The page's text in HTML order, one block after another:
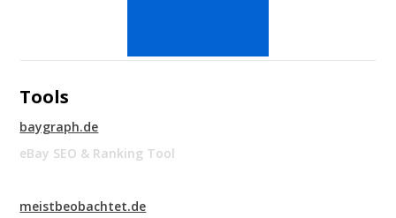
Tools
baygraph.de
eBay SEO & Ranking Tool
meistbeobachtet.de